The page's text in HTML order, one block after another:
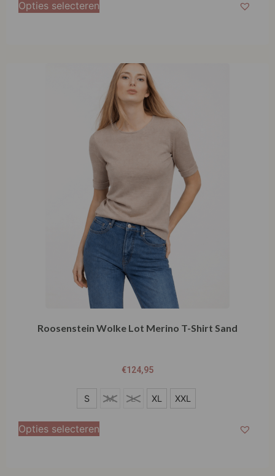
Opties selecteren
Roosenstein Wolke Lot Merino T-Shirt Sand
€124,95
M
S M L XL XXL
Opties selecteren